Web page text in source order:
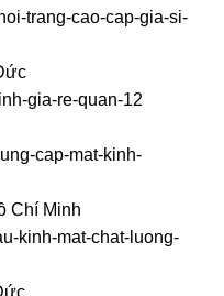
trang-cao-cap-gia-si-
gia-re-quan-12
cap-mat-kinh-
Chí Minh
kinh-mat-chat-luong-